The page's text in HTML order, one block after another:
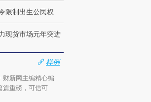
限制出生公民权
现货市场元年突进
样例
财新网主编精心编
篇重磅，可信可